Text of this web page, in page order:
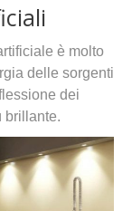
è molto
delle sorgenti
dei
brillante.